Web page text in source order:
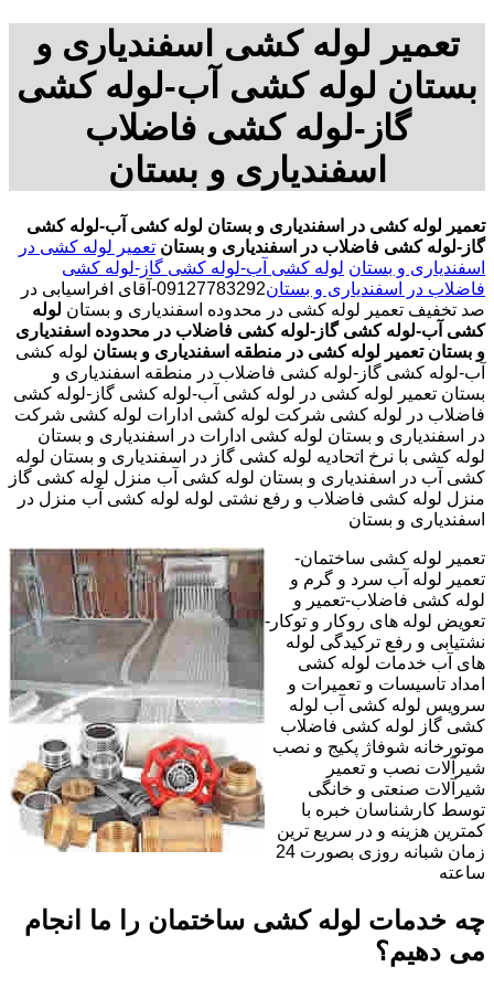
تعمیر لوله کشی اسفندیاری و
بستان لوله کشی آب-لوله کشی
گاز-لوله کشی فاضلاب
اسفندیاری و بستان
تعمیر لوله کشی در اسفندیاری و بستان لوله کشی آب-لوله کشی
گاز-لوله کشی فاضلاب در اسفندیاری و بستان تعمیر لوله کشی در
اسفندیاری و بستان لوله کشی آب-لوله کشی گاز-لوله کشی
فاضلاب در اسفندیاری و بستان
09127783292-آقای افراسیابی در
صد تخفیف تعمیر لوله کشی در محدوده اسفندیاری و بستان لوله
کشی آب-لوله کشی گاز-لوله کشی فاضلاب در محدوده اسفندیاری
و بستان تعمیر لوله کشی در منطقه اسفندیاری و بستان لوله کشی
آب-لوله کشی گاز-لوله کشی فاضلاب در منطقه اسفندیاری و
بستان تعمیر لوله کشی در لوله کشی آب-لوله کشی گاز-لوله کشی
فاضلاب در لوله کشی شرکت لوله کشی ادارات لوله کشی شرکت
در اسفندیاری و بستان لوله کشی ادارات در اسفندیاری و بستان
لوله کشی با نرخ اتحادیه لوله کشی گاز در اسفندیاری و بستان لوله
کشی آب در اسفندیاری و بستان لوله کشی آب منزل لوله کشی گاز
منزل لوله کشی فاضلاب و رفع نشتی لوله لوله کشی آب منزل در
اسفندیاری و بستان
تعمیر لوله کشی ساختمان-
تعمیر لوله آب سرد و گرم و
لوله کشی فاضلاب-تعمیر و
تعویض لوله های روکار و توکار-
نشتیابی و رفع ترکیدگی لوله
های آب خدمات لوله کشی
امداد تاسیسات و تعمیرات و
سرویس لوله کشی آب لوله
کشی گاز لوله کشی فاضلاب
موتورخانه شوفاژ پکیج و نصب
شیرآلات نصب و تعمیر
شیرآلات صنعتی و خانگی
توسط کارشناسان خبره با
کمترین هزینه و در سریع ترین
زمان شبانه روزی بصورت 24
ساعته
چه خدمات لوله کشی ساختمان را ما انجام
می دهیم؟